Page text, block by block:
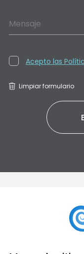
Mensaje
Acepto las
Limpiar formulario